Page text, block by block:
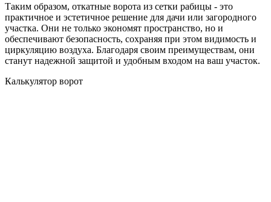
Таким образом, откатные ворота из сетки рабицы - это
практичное и эстетичное решение для дачи или загородного
участка. Они не только экономят пространство, но и
обеспечивают безопасность, сохраняя при этом видимость и
циркуляцию воздуха. Благодаря своим преимуществам, они
станут надежной защитой и удобным входом на ваш участок.
Калькулятор ворот